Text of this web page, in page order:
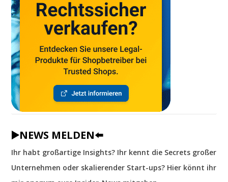
▶️NEWS MELDEN⬅️
Ihr habt großartige Insights? Ihr kennt die Secrets großer
Unternehmen oder skalierender Start-ups? Hier könnt ihr